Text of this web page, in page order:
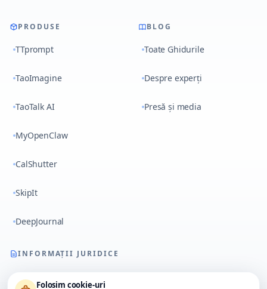
PRODUSE
TTprompt
TaoImagine
TaoTalk AI
MyOpenClaw
CalShutter
SkipIt
DeepJournal
BLOG
Toate Ghidurile
Despre experți
Presă și media
INFORMAȚII JURIDICE
Folosim cookie-uri